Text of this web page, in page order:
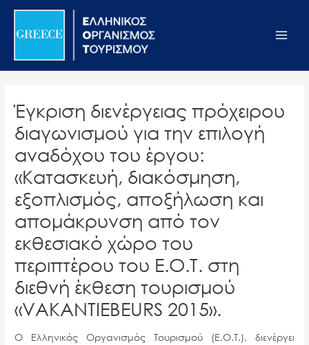
Σημείωση:
ιστότοπος
σύστημα
προσβασιμότητας.
Μετάβαση
περιεχόμενο
Έγκριση διενέργειας πρόχειρου
διαγωνισμού για την επιλογή
αναδόχου του έργου:
«Κατασκευή, διακόσμηση,
εξοπλισμός, αποξήλωση και
απομάκρυνση από τον
εκθεσιακό χώρο του
περιπτέρου του Ε.Ο.Τ. στη
διεθνή έκθεση τουρισμού
«VAKANTIEBEURS 2015».
Ο Ελληνικός Οργανισμός Τουρισμού (Ε.Ο.Τ.), διενέργει